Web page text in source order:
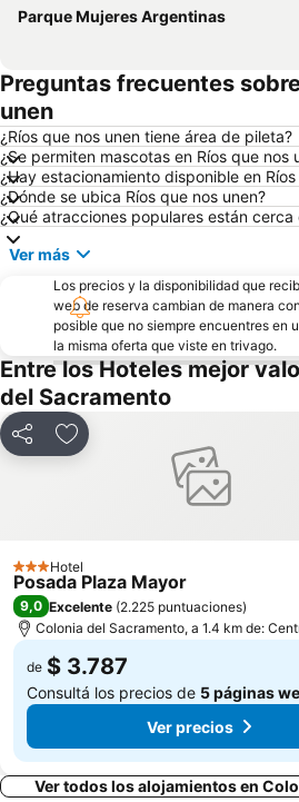
Parque Mujeres Argentinas
Preguntas frecuentes
unen
¿Ríos que nos unen tiene área de pileta?
¿Se permiten mascotas en Ríos que nos
¿Hay estacionamiento disponible en
¿Dónde se ubica Ríos que nos unen?
¿Qué atracciones populares están cerca
Ver más
Los precios y la disponibilidad que
web de reserva cambian de manera
posible que no siempre encuentres en
la misma oferta que viste en trivago.
Entre los Hoteles mejor
del Sacramento
CompartirAñadir a favoritos
3 Estrellas
Hotel
Posada Plaza Mayor
9,0 Excelente (2.225 puntuaciones)
Colonia del Sacramento, a 1.4 km de:
de $ 3.787
Consultá los precios de 5 páginas
Ver precios
Ver todos los alojamientos en